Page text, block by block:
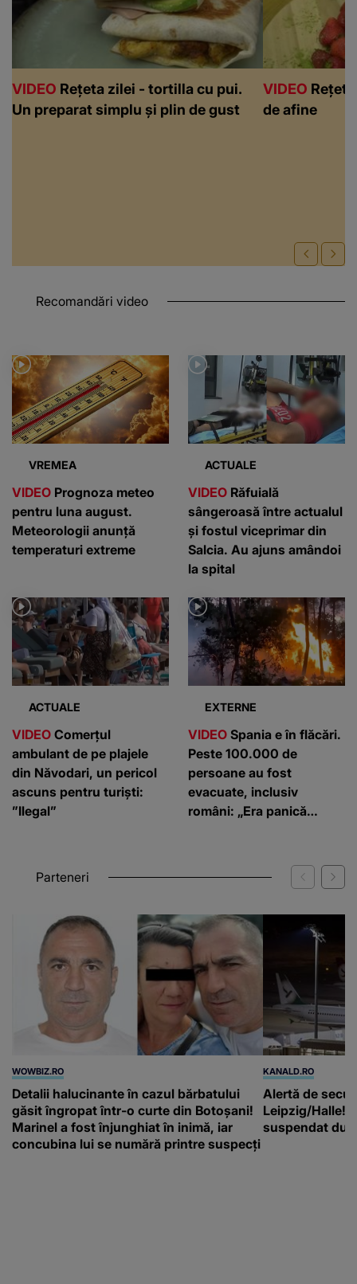
VIDEO Rețeta zilei - tortilla cu pui.
Un preparat simplu și plin de gust
VIDEO
de afine
Recomandări video
VREMEA
VIDEO Prognoza meteo
pentru luna august.
Meteorologii anunță
temperaturi extreme
ACTUALE
VIDEO Răfuială
sângeroasă între actualul
și fostul viceprimar din
Salcia. Au ajuns amândoi
la spital
ACTUALE
VIDEO Comerțul
ambulant de pe plajele
din Năvodari, un pericol
ascuns pentru turiști:
”Ilegal”
EXTERNE
VIDEO Spania e în flăcări.
Peste 100.000 de
persoane au fost
evacuate, inclusiv
români: „Era panică
Parteneri
WOWBIZ.RO
Detalii halucinante în cazul bărbatului
găsit îngropat într-o curte din Botoșani!
Marinel a fost înjunghiat în inimă, iar
concubina lui se numără printre suspecți
KANALD.RO
Alertă de
Leipzig/Halle!
suspendat